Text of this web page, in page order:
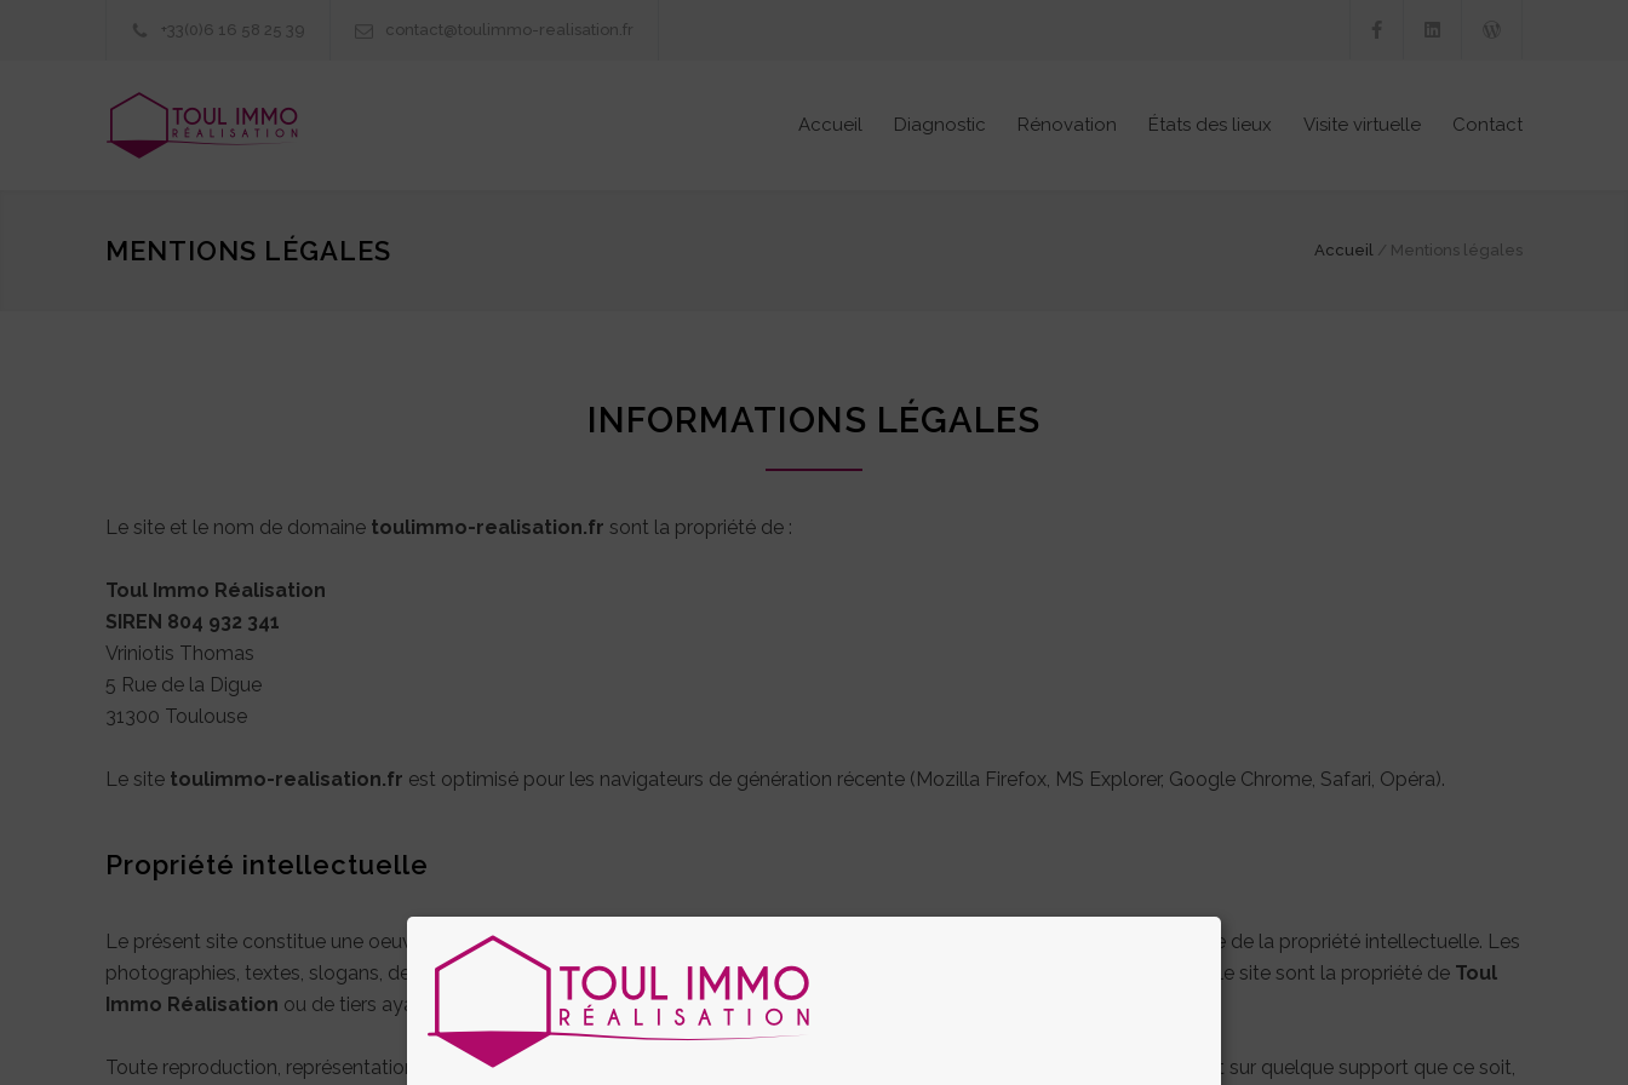
+33(0)6 16 58 25 39 contact@toulimmo-realisation.fr
Accueil Diagnostic Rénovation États des lieux Visite virtuelle Contact
MENTIONS LÉGALES Accueil / Mentions légales
INFORMATIONS LÉGALES
Le site et le nom de domaine toulimmo-realisation.fr sont la propriété de :
Toul Immo Réalisation
SIREN 804 932 341
Vriniotis Thomas
5 Rue de la Digue
31300 Toulouse
Le site toulimmo-realisation.fr est optimisé pour les navigateurs de génération récente (Mozilla Firefox, MS Explorer, Google Chrome, Safari, Opéra).
Propriété intellectuelle
Le présent site constitue une oeuvre dontToul Immo Réalisation
est l'auteur au sens des articles L.111.1 et suivants du Code de la propriété intellectuelle. Les
photographies, textes, slogans, dessins, images, séquences animées sonores ou non ainsi que toutes oeuvres intégrées dans le site sont la propriété de Toul
Immo Réalisation ou de tiers ayant autorisé Toul Immo Réalisationà les utiliser.
Toute reproduction, représentation, utilisation ou modification mise à part à titre informatif, par quelque procédé que ce soit et sur quelque support que ce soit,